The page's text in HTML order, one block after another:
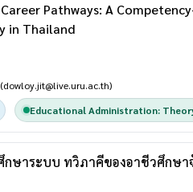
Pathways: A
in Thailand
(dowloy.jit@live.uru.ac.th)
Educational Administration:
กษาระบบ ทวิภาคีของอาชีวศึกษ